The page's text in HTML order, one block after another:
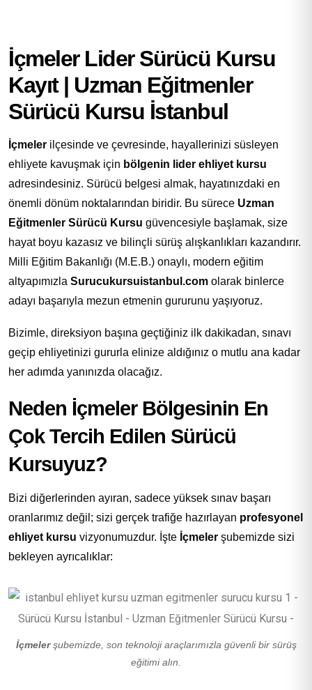
İçmeler Lider Sürücü Kursu
Kayıt | Uzman Eğitmenler
Sürücü Kursu İstanbul
İçmeler ilçesinde ve çevresinde, hayallerinizi süsleyen
ehliyete kavuşmak için bölgenin lider ehliyet kursu
adresindesiniz. Sürücü belgesi almak, hayatınızdaki en
önemli dönüm noktalarından biridir. Bu sürece Uzman
Eğitmenler Sürücü Kursu güvencesiyle başlamak, size
hayat boyu kazasız ve bilinçli sürüş alışkanlıkları kazandırır.
Milli Eğitim Bakanlığı (M.E.B.) onaylı, modern eğitim
altyapımızla Surucukursuistanbul.com olarak binlerce
adayı başarıyla mezun etmenin gururunu yaşıyoruz.
Bizimle, direksiyon başına geçtiğiniz ilk dakikadan, sınavı
geçip ehliyetinizi gururla elinize aldığınız o mutlu ana kadar
her adımda yanınızda olacağız.
Neden İçmeler Bölgesinin En
Çok Tercih Edilen Sürücü
Kursuyuz?
Bizi diğerlerinden ayıran, sadece yüksek sınav başarı
oranlarımız değil; sizi gerçek trafiğe hazırlayan profesyonel
ehliyet kursu vizyonumuzdur. İşte İçmeler şubemizde sizi
bekleyen ayrıcalıklar:
İçmelerşubemizde, son teknoloji araçlarımızla güvenli bir sürüş
eğitimi alın.